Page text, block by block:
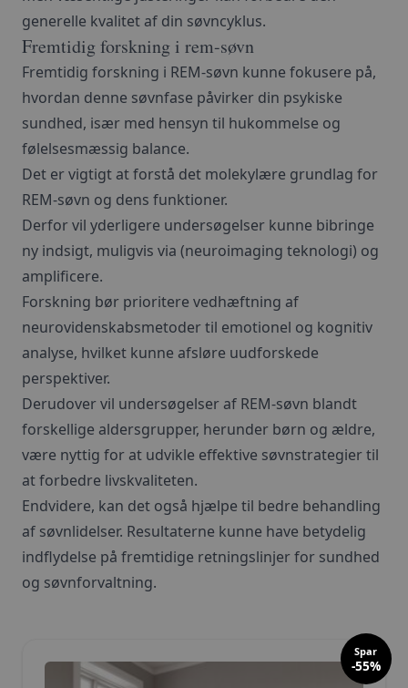
generelle kvalitet af din søvncyklus.
Fremtidig forskning i rem-søvn
Fremtidig forskning i REM-søvn kunne fokusere på,
hvordan denne søvnfase påvirker din psykiske
sundhed, især med hensyn til hukommelse og
følelsesmæssig balance.
Det er vigtigt at forstå det molekylære grundlag for
REM-søvn og dens funktioner.
Derfor vil yderligere undersøgelser kunne bibringe
ny indsigt, muligvis via (neuroimaging teknologi) og
amplificere.
Forskning bør prioritere vedhæftning af
neurovidenskabsmetoder til emotionel og kognitiv
analyse, hvilket kunne afsløre uudforskede
perspektiver.
Derudover vil undersøgelser af REM-søvn blandt
forskellige aldersgrupper, herunder børn og ældre,
være nyttig for at udvikle effektive søvnstrategier til
at forbedre livskvaliteten.
Endvidere, kan det også hjælpe til bedre behandling
af søvnlidelser. Resultaterne kunne have betydelig
indflydelse på fremtidige retningslinjer for sundhed
og søvnforvaltning.
Spar
-55%